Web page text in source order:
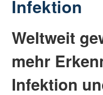
Infektion
Weltweit
mehr
Infektion